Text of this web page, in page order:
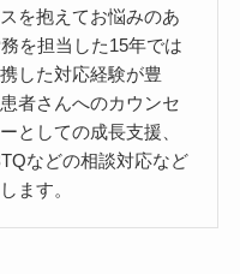
を抱えてお悩みのあ
を担当した15年では
した対応経験が豊
者さんへのカウンセ
としての成長支援、
などの相談対応など
ます。